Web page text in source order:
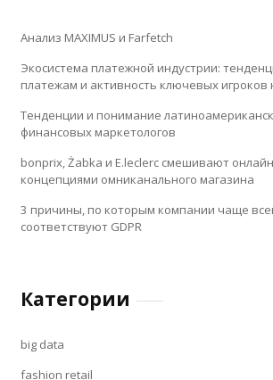
Анализ MAXIMUS и Farfetch
Экосистема платежной индустрии:
платежам и активность ключевых игроков
Тенденции и понимание
финансовых маркетологов
bonprix, Żabka и E.leclerc смешивают
концепциями омниканального магазина
3 причины, по которым компании чаще
соответствуют GDPR
Категории
big data
fashion retail